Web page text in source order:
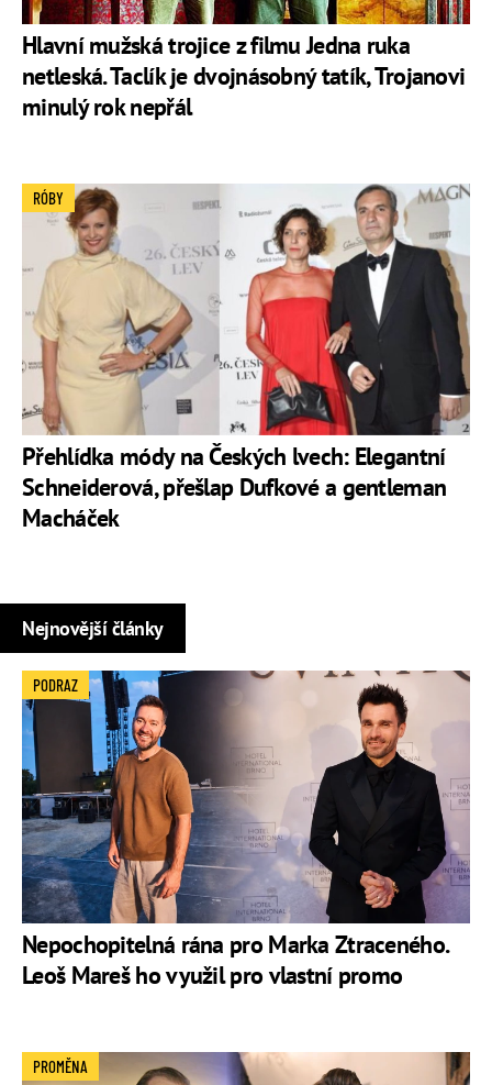
Hlavní mužská trojice z filmu Jedna ruka
netleská. Taclík je dvojnásobný tatík, Trojanovi
minulý rok nepřál
Přehlídka módy na Českých lvech: Elegantní
Schneiderová, přešlap Dufkové a gentleman
Macháček
RÓBY
Nejnovější články
Nepochopitelná rána pro Marka Ztraceného.
Leoš Mareš ho využil pro vlastní promo
PODRAZ
PROMĚNA